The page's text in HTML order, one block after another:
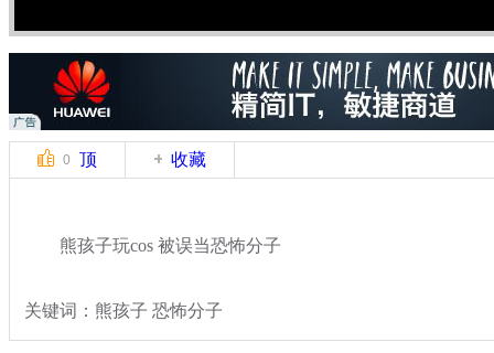
0 顶 收藏
熊孩子玩cos 被误当恐怖分子
关键词：熊孩子 恐怖分子